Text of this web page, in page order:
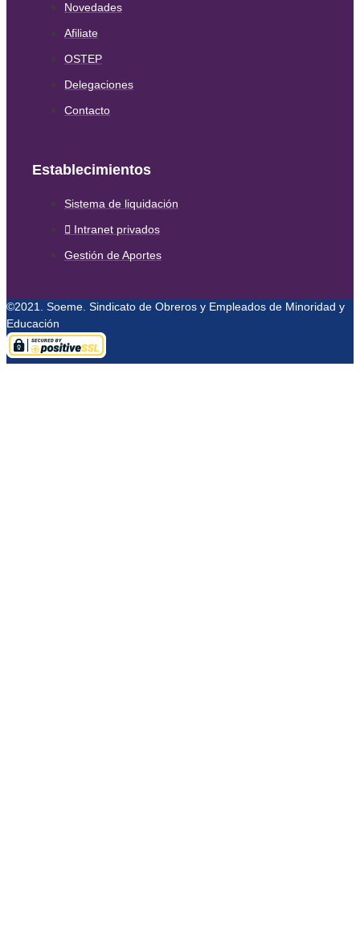
Novedades
Afiliate
OSTEP
Delegaciones
Contacto
Establecimientos
Sistema de liquidación
Intranet privados
Gestión de Aportes
©2021. Soeme. Sindicato de Obreros y Empleados de Minoridad y
Educación